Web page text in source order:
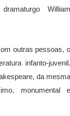
William
outras pessoas, o
infanto-juvenil.
da mesma
monumental e